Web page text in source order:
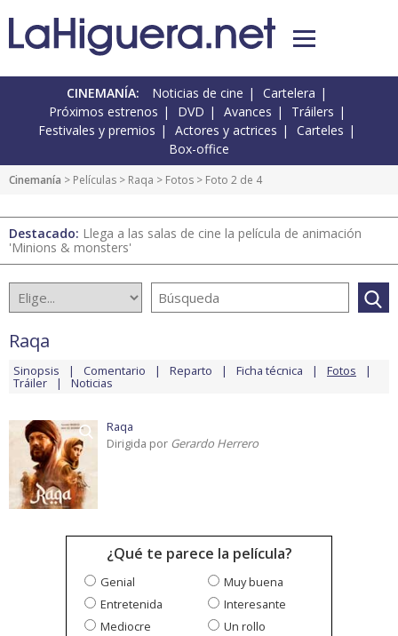
CINEMANÍA: Noticias de cine
Cartelera
Próximos estrenos
DVD Avances
Tráilers
Festivales y premios
Actores y actrices
Carteles
Box-office
Cinemanía > Películas > Raqa > Fotos > Foto 2 de 4
Destacado: Llega a las salas de cine la película de animación
'Minions & monsters'
Raqa
Sinopsis Comentario Reparto Ficha técnica Fotos
Tráiler Noticias
Raqa
Dirigida por Gerardo Herrero
¿Qué te parece la película?
Genial
Muy buena
Entretenida
Interesante
Mediocre
Un rollo